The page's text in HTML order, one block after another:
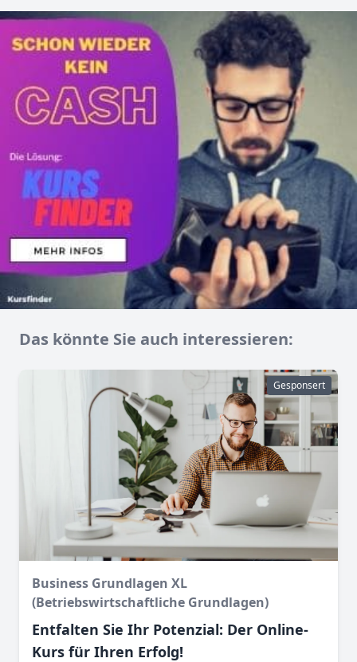
Das könnte Sie auch interessieren:
Gesponsert
Business Grundlagen XL
(Betriebswirtschaftliche Grundlagen)
Entfalten Sie Ihr Potenzial: Der Online-
Kurs für Ihren Erfolg!